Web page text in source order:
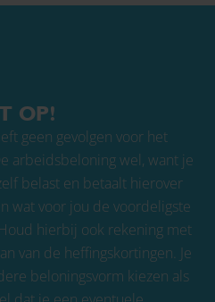
OP!
geen gevolgen voor het
arbeidsbeloning wel, want je
belast en betaalt hierover
wat voor jou de voordeligste
hierbij ook rekening met
van de heffingskortingen. Je
beloningsvorm kiezen als